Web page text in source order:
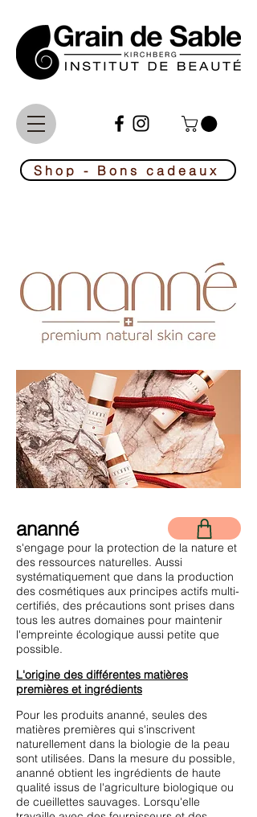
Shop - Bons cadeaux
ananné
s'engage pour la protection de la nature et
des ressources naturelles. Aussi
systématiquement que dans la production
des cosmétiques aux principes actifs multi-
certifiés, des précautions sont prises dans
tous les autres domaines pour maintenir
l'empreinte écologique aussi petite que
possible.
L'origine des différentes matières
premières et ingrédients
Pour les produits ananné, seules des
matières premières qui s'inscrivent
naturellement dans la biologie de la peau
sont utilisées. Dans la mesure du possible,
ananné obtient les ingrédients de haute
qualité issus de l'agriculture biologique ou
de cueillettes sauvages. Lorsqu'elle